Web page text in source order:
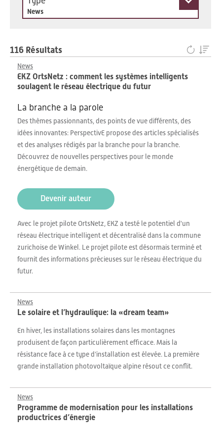
News
116 Résultats
News
EKZ OrtsNetz : comment les systèmes intelligents
soulagent le réseau électrique du futur
La branche a la parole
Des thèmes passionnants, des points de vue différents, des
idées innovantes: PerspectivE propose des articles spécialisés
et des analyses rédigés par la branche pour la branche.
Découvrez de nouvelles perspectives pour le monde
énergétique de demain.
Devenir auteur
Avec le projet pilote OrtsNetz, EKZ a testé le potentiel d'un
réseau électrique intelligent et décentralisé dans la commune
zurichoise de Winkel. Le projet pilote est désormais terminé et
fournit des informations précieuses sur le réseau électrique du
futur.
News
Le solaire et l’hydraulique: la «dream team»
En hiver, les installations solaires dans les montagnes
produisent de façon particulièrement efficace. Mais la
résistance face à ce type d’installation est élevée. La première
grande installation photovoltaïque alpine résout ce conflit.
News
Programme de modernisation pour les installations
productrices d’énergie